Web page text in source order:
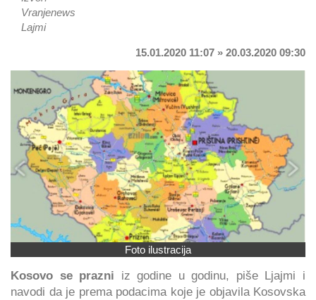
Vranjenews
Lajmi
15.01.2020 11:07 » 20.03.2020 09:30
Foto ilustracija
Kosovo se prazni iz godine u godinu, piše Ljajmi i
navodi da je prema podacima koje je objavila Kosovska